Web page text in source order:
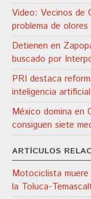
Video: Vecinos de
problema de
Detienen en
buscado por
PRI destaca
inteligencia
México domina en
consiguen siete
ARTÍCULOS
Motociclista
la Toluca-